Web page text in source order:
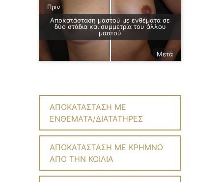
ΑΠΟΚΑΤΑΣΤΑΣΗ ΜΕ
ΕΝΘΕΜΑΤΑ/ΔΙΑΤΑΤΗΡΕΣ
ΑΠΟΚΑΤΑΣΤΑΣΗ ΜΕ ΚΡΗΜΝΟ
ΑΠΟ ΤΗΝ ΚΟΙΛΙΑ
Πριν
Αποκατάσταση μαστού με ενθέματα σε
δύο στάδια και συμμετρία του άλλου
μαστού
Μετά